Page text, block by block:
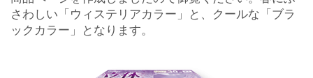
さわしい「ウィステリアカラー」と、クールな「ブラ
ックカラー」となります。